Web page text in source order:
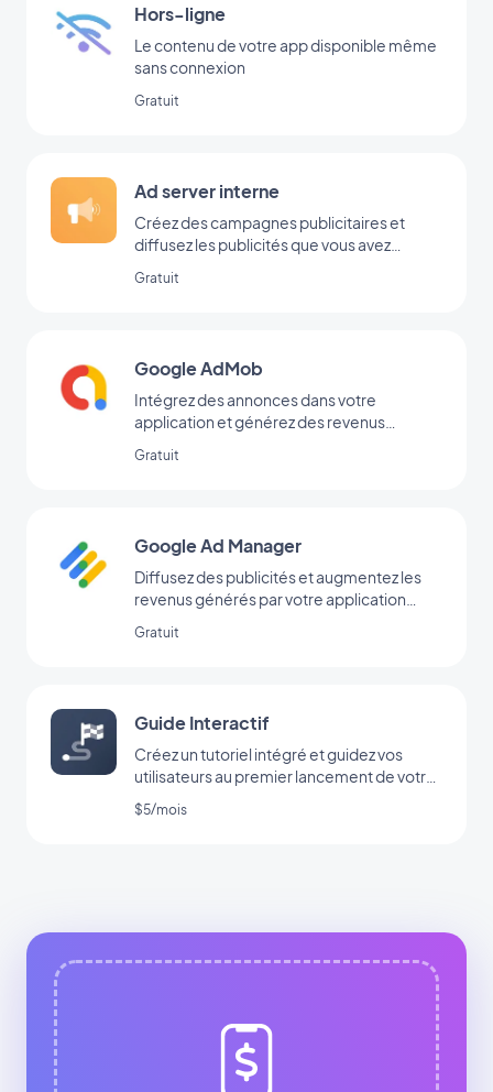
Hors-ligne
Le contenu de votre app disponible même
sans connexion
Gratuit
Ad server interne
Créez des campagnes publicitaires et
diffusez les publicités que vous avez
office
Gratuit
Google AdMob
Intégrez des annonces dans votre
application et générez des revenus
Gratuit
Google Ad Manager
Diffusez des publicités et augmentez les
revenus générés par votre application
Gratuit
Guide Interactif
Créez un tutoriel intégré et guidez vos
utilisateurs au premier lancement de votre
app
$5/mois